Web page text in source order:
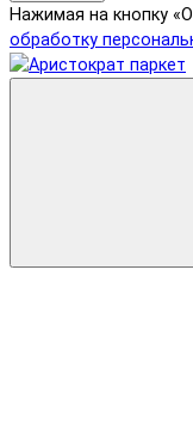
Нажимая на кнопку
обработку